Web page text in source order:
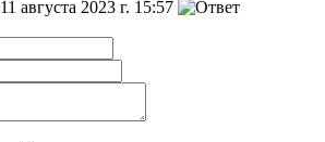
11 августа 2023 г. 15:57